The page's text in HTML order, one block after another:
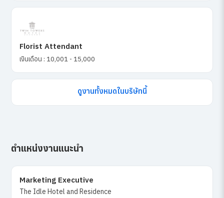
Florist Attendant
เงินเดือน : 10,001 - 15,000
ดูงานทั้งหมดในบริษัทนี้
ตำแหน่งงานแนะนำ
Marketing Executive
The Idle Hotel and Residence